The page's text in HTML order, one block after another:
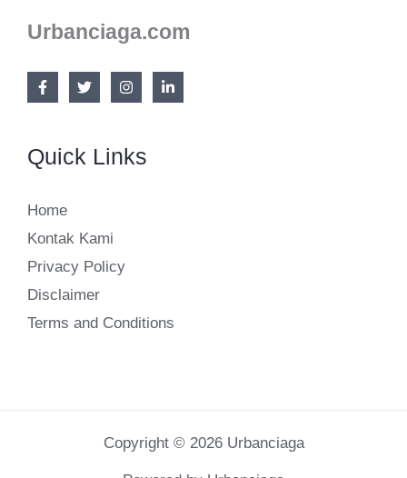
Urbanciaga.com
Quick Links
Home
Kontak Kami
Privacy Policy
Disclaimer
Terms and Conditions
Copyright © 2026 Urbanciaga